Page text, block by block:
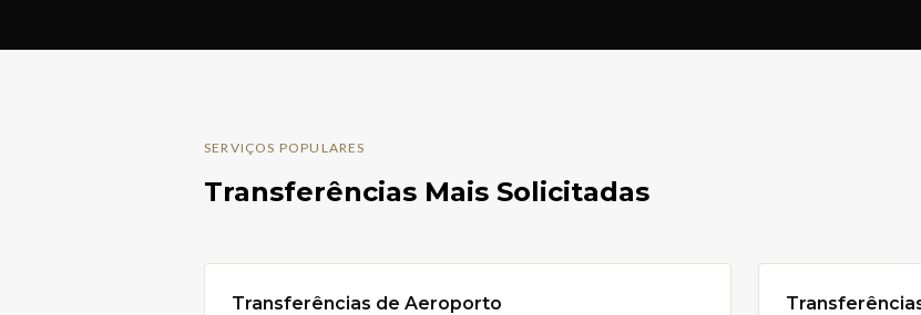
SERVIÇOS POPULARES
Transferências Mais Solicitadas
Transferências de Aeroporto